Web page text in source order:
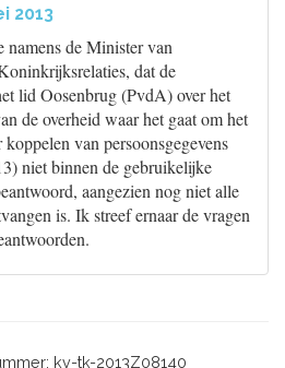
2013
de Minister van
dat de
lid Oosenbrug (PvdA) over het
de overheid waar het gaat om het
van persoonsgegevens
niet binnen de gebruikelijke
aangezien nog niet alle
is. Ik streef ernaar de vragen
kv-tk-2013Z08140